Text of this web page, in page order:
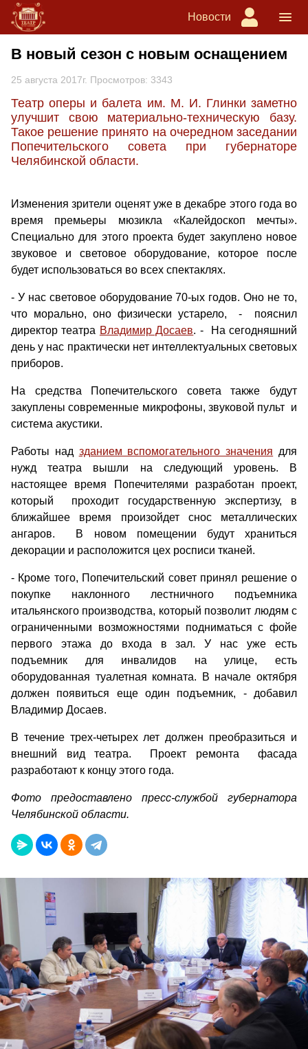
Новости
В новый сезон с новым оснащением
25 августа 2017г. Просмотров: 3343
Театр оперы и балета им. М. И. Глинки заметно
улучшит свою материально-техническую базу.
Такое решение принято на очередном заседании
Попечительского совета при губернаторе
Челябинской области.
Изменения зрители оценят уже в декабре этого года во
время премьеры мюзикла «Калейдоскоп мечты».
Специально для этого проекта будет закуплено новое
звуковое и световое оборудование, которое после
будет использоваться во всех спектаклях.
- У нас световое оборудование 70-ых годов. Оно не то,
что морально, оно физически устарело, - пояснил
директор театра Владимир Досаев. - На сегодняшний
день у нас практически нет интеллектуальных световых
приборов.
На средства Попечительского совета также будут
закуплены современные микрофоны, звуковой пульт и
система акустики.
Работы над зданием вспомогательного значения для
нужд театра вышли на следующий уровень. В
настоящее время Попечителями разработан проект,
который проходит государственную экспертизу, в
ближайшее время произойдет снос металлических
ангаров. В новом помещении будут храниться
декорации и расположится цех росписи тканей.
- Кроме того, Попечительский совет принял решение о
покупке наклонного лестничного подъемника
итальянского производства, который позволит людям с
ограниченными возможностями подниматься с фойе
первого этажа до входа в зал. У нас уже есть
подъемник для инвалидов на улице, есть
оборудованная туалетная комната. В начале октября
должен появиться еще один подъемник, - добавил
Владимир Досаев.
В течение трех-четырех лет должен преобразиться и
внешний вид театра. Проект ремонта фасада
разработают к концу этого года.
Фото предоставлено пресс-службой губернатора
Челябинской области.